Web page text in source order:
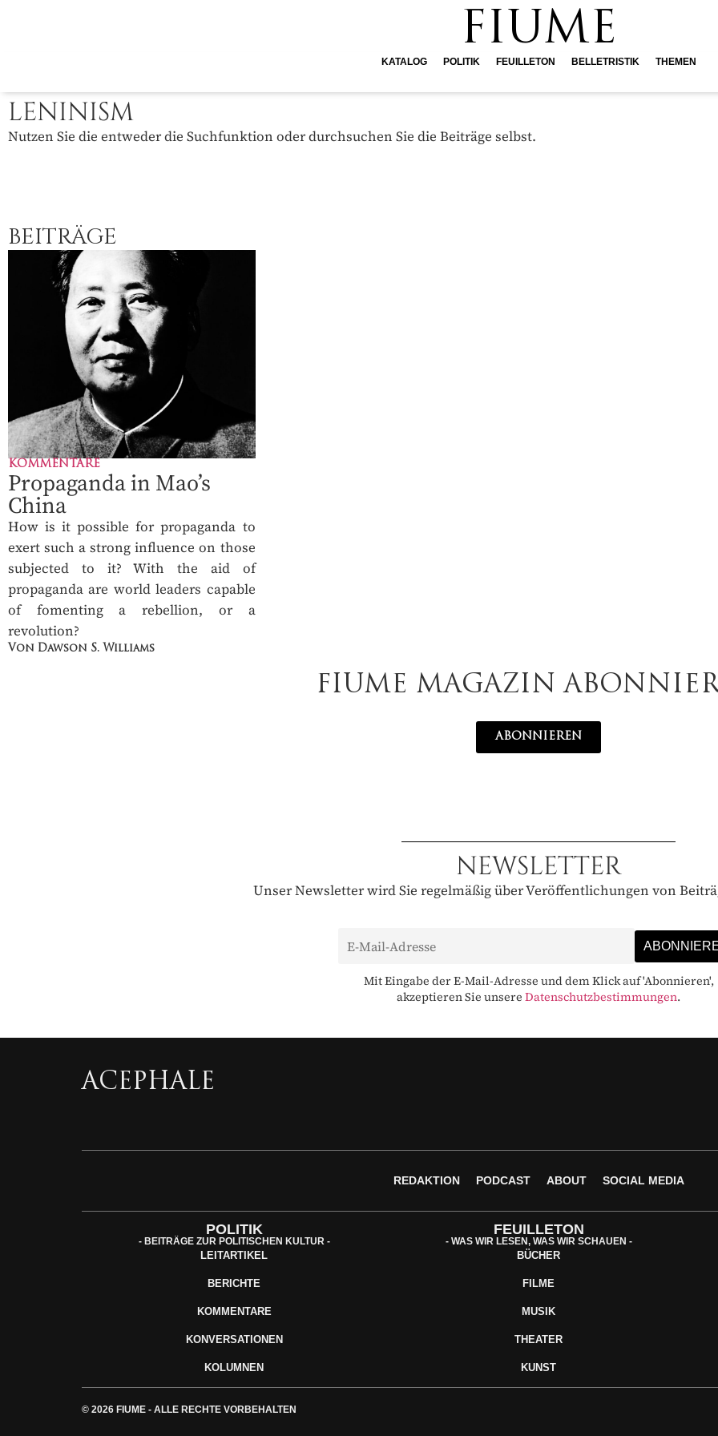
FIUME
KATALOG POLITIK FEUILLETON BELLETRISTIK THEMEN
LENINISM
Nutzen Sie die entweder die Suchfunktion oder durchsuchen Sie die Beiträge selbst.
BEITRÄGE
KOMMENTARE
Propaganda in Mao’s
China
How is it possible for propaganda to
exert such a strong influence on those
subjected to it? With the aid of
propaganda are world leaders capable
of fomenting a rebellion, or a
revolution?
Von Dawson S. Williams
FIUME MAGAZIN
ABONNIEREN
NEWSLETTER
Unser Newsletter wird Sie regelmäßig über Veröffentlichungen von
Mit Eingabe der E-Mail-Adresse und dem Klick auf 'Abonnieren',
akzeptieren Sie unsereDatenschutzbestimmungen.
ACEPHALE
REDAKTION PODCAST ABOUT SOCIAL MEDIA
POLITIK
- BEITRÄGE ZUR POLITISCHEN KULTUR -
LEITARTIKEL
BERICHTE
KOMMENTARE
KONVERSATIONEN
KOLUMNEN
FEUILLETON
- WAS WIR LESEN, WAS WIR SCHAUEN -
BÜCHER
FILME
MUSIK
THEATER
KUNST
© 2026 FIUME - ALLE RECHTE VORBEHALTEN
JETZT ABONNIEREN